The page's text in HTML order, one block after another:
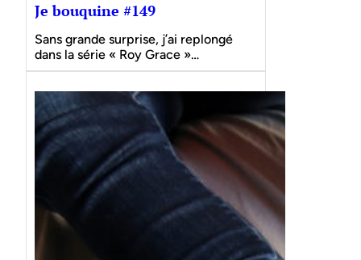
Je bouquine #149
Sans grande surprise, j’ai replongé
dans la série « Roy Grace »…